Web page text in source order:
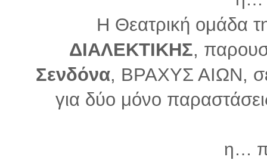
Η Θεατρική ομάδα
ΔΙΑΛΕΚΤΙΚΗΣ,
Σενδόνα, ΒΡΑΧΥΣ ΑΙΩΝ,
για δύο μόνο
η…